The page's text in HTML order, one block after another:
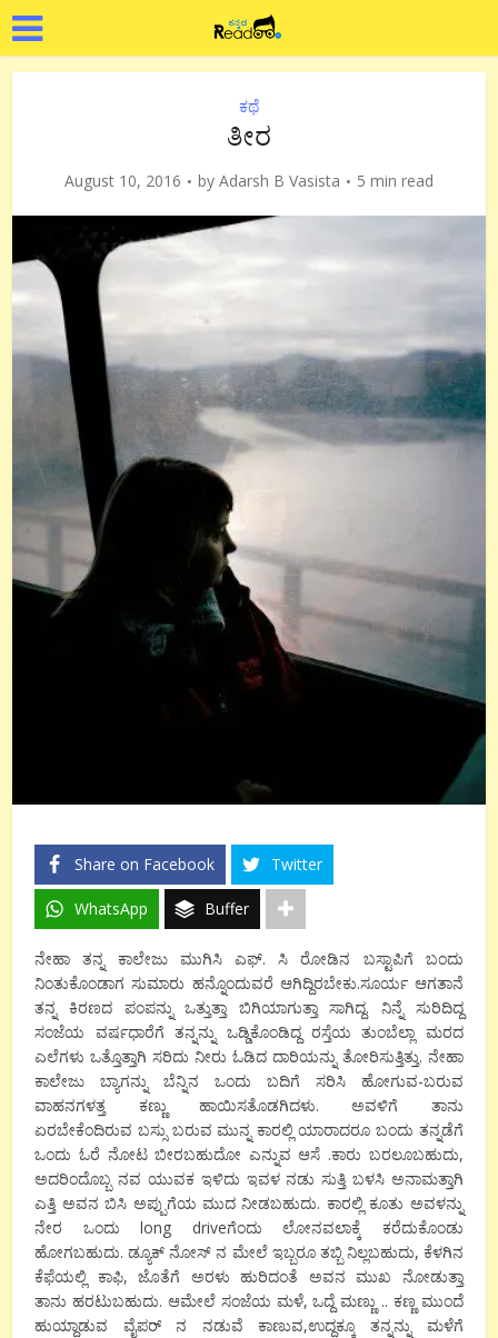
ಕಥೆ
ತೀರ
August 10, 2016 by Adarsh B Vasista 5 min read
Share on Facebook Twitter
WhatsApp Buffer
ನೇಹಾ ತನ್ನ ಕಾಲೇಜು ಮುಗಿಸಿ ಎಫ್. ಸಿ ರೋಡಿನ ಬಸ್ಟಾಪಿಗೆ ಬಂದು
ನಿಂತುಕೊಂಡಾಗ ಸುಮಾರು ಹನ್ನೊಂದುವರೆ ಆಗಿದ್ದಿರಬೇಕು.ಸೂರ್ಯ ಆಗತಾನೆ
ತನ್ನ ಕಿರಣದ ಪಂಪನ್ನು ಒತ್ತುತ್ತಾ ಬಿಗಿಯಾಗುತ್ತಾ ಸಾಗಿದ್ದ. ನಿನ್ನೆ ಸುರಿದಿದ್ದ
ಸಂಜೆಯ ವರ್ಷಧಾರೆಗೆ ತನ್ನನ್ನು ಒಡ್ಡಿಕೊಂಡಿದ್ದ ರಸ್ತೆಯ ತುಂಬೆಲ್ಲಾ ಮರದ
ಎಲೆಗಳು ಒತ್ತೊತ್ತಾಗಿ ಸರಿದು ನೀರು ಓಡಿದ ದಾರಿಯನ್ನು ತೋರಿಸುತ್ತಿತ್ತು. ನೇಹಾ
ಕಾಲೇಜು ಬ್ಯಾಗನ್ನು ಬೆನ್ನಿನ ಒಂದು ಬದಿಗೆ ಸರಿಸಿ ಹೋಗುವ-ಬರುವ
ವಾಹನಗಳತ್ತ ಕಣ್ಣು ಹಾಯಿಸತೊಡಗಿದಳು. ಅವಳಿಗೆ ತಾನು
ಏರಬೇಕೆಂದಿರುವ ಬಸ್ಸು ಬರುವ ಮುನ್ನ ಕಾರಲ್ಲಿ ಯಾರಾದರೂ ಬಂದು ತನ್ನಡೆಗೆ
ಒಂದು ಓರೆ ನೋಟ ಬೀರಬಹುದೋ ಎನ್ನುವ ಆಸೆ .ಕಾರು ಬರಲೂಬಹುದು,
ಅದರಿಂದೊಬ್ಬ ನವ ಯುವಕ ಇಳಿದು ಇವಳ ನಡು ಸುತ್ತಿ ಬಳಸಿ ಅನಾಮತ್ತಾಗಿ
ಎತ್ತಿ ಅವನ ಬಿಸಿ ಅಪ್ಪುಗೆಯ ಮುದ ನೀಡಬಹುದು. ಕಾರಲ್ಲಿ ಕೂತು ಅವಳನ್ನು
ನೇರ ಒಂದು long driveಗೆಂದು ಲೋನವಲಾಕ್ಕೆ ಕರೆದುಕೊಂಡು
ಹೋಗಬಹುದು. ಡ್ಯೂಕ್ ನೋಸ್ ನ ಮೇಲೆ ಇಬ್ಬರೂ ತಬ್ಬಿ ನಿಲ್ಲಬಹುದು, ಕೆಳಗಿನ
ಕೆಫೆಯಲ್ಲಿ ಕಾಫಿ, ಜೊತೆಗೆ ಅರಳು ಹುರಿದಂತೆ ಅವನ ಮುಖ ನೋಡುತ್ತಾ
ತಾನು ಹರಟುಬಹುದು. ಆಮೇಲೆ ಸಂಜೆಯ ಮಳೆ, ಒದ್ದೆ ಮಣ್ಣು .. ಕಣ್ಣ ಮುಂದೆ
ಹುಯ್ದಾಡುವ ವೈಪರ್ ನ ನಡುವೆ ಕಾಣುವ,ಉದ್ದಕ್ಕೂ ತನ್ನನ್ನು ಮಳೆಗೆ